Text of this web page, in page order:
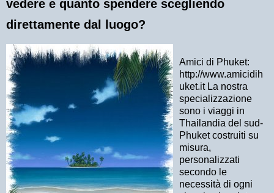
vedere e quanto spendere scegliendo
direttamente dal luogo?
Amici di Phuket:
http://www.amicidih
uket.itLa nostra
specializzazione
sono i viaggi in
Thailandia del sud-
Phuket costruiti su
misura,
personalizzati
secondo le
necessità di ogni